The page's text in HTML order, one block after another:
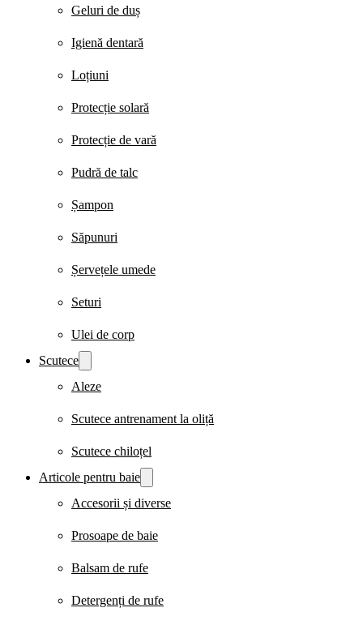
Geluri de duș
Igienă dentară
Loțiuni
Protecție solară
Protecție de vară
Pudră de talc
Șampon
Săpunuri
Șervețele umede
Seturi
Ulei de corp
Scutece
Aleze
Scutece antrenament la oliță
Scutece chiloțel
Articole pentru baie
Accesorii și diverse
Prosoape de baie
Balsam de rufe
Detergenți de rufe